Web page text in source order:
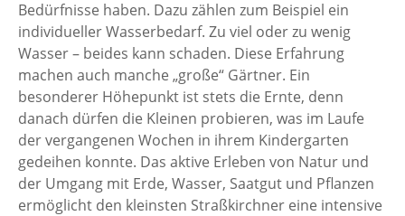
Bedürfnisse haben. Dazu zählen zum Beispiel ein
individueller Wasserbedarf. Zu viel oder zu wenig
Wasser – beides kann schaden. Diese Erfahrung
machen auch manche „große“ Gärtner. Ein
besonderer Höhepunkt ist stets die Ernte, denn
danach dürfen die Kleinen probieren, was im Laufe
der vergangenen Wochen in ihrem Kindergarten
gedeihen konnte. Das aktive Erleben von Natur und
der Umgang mit Erde, Wasser, Saatgut und Pflanzen
ermöglicht den kleinsten Straßkirchner eine intensive